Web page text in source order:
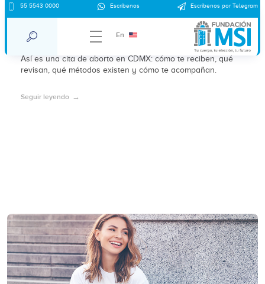
55 5543 0000 Escríbenos Escríbenos por Telegram
En
Qué esperar en tu cita de aborto en
CDMX
Así es una cita de aborto en CDMX: cómo te reciben, qué
revisan, qué métodos existen y cómo te acompañan.
Seguir leyendo